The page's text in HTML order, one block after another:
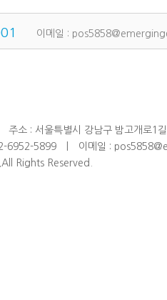
이메일 :
주소 : 서울특별시 강남구 밤고개로1
6952-5899
이메일 :
All Rights Reserved.